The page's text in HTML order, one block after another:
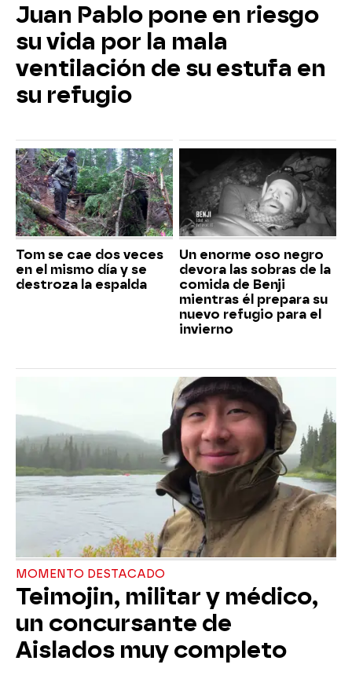
Juan Pablo pone en riesgo
su vida por la mala
ventilación de su estufa en
su refugio
Tom se cae dos veces
en el mismo día y se
destroza la espalda
Un enorme oso negro
devora las sobras de la
comida de Benji
mientras él prepara su
nuevo refugio para el
invierno
MOMENTO DESTACADO
Teimojin, militar y médico,
un concursante de
Aislados muy completo